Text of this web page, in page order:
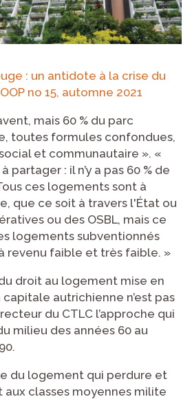
: un antidote à la crise du
no 15, automne 2021
mais 60 % du parc
toutes formules confondues,
et communautaire ». «
partager : il n’y a pas 60 % de
ces logements sont à
que ce soit à travers l'État ou
ou des OSBL, mais ce
logements subventionnés
revenu faible et très faible. »
droit au logement mise en
autrichienne n’est pas
du CTLC l’approche qui
milieu des années 60 au
du logement qui perdure et
aux classes moyennes milite